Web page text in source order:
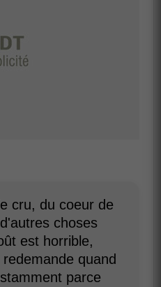
cru, du coeur de
choses
est horrible,
quand
parce